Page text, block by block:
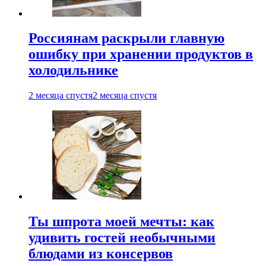
Россиянам раскрыли главную
ошибку при хранении продуктов в
холодильнике
2 месяца спустя2 месяца спустя
Ты шпрота моей мечты: как
удивить гостей необычными
блюдами из консервов